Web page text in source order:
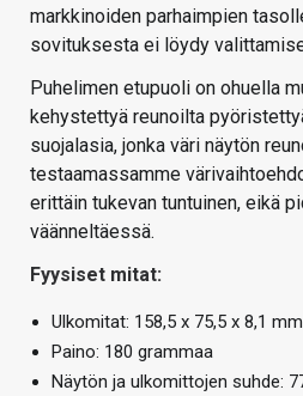
markkinoiden parhaimpien
sovituksesta ei löydy
Puhelimen etupuoli on ohuella
kehystettyä reunoilta
suojalasia, jonka väri näytön
testaamassamme
erittäin tukevan tuntuinen, eikä
väänneltäessä.
Fyysiset mitat:
Ulkomitat: 158,5 x 75,5 x 8,1 mm
Paino: 180 grammaa
Näytön ja ulkomittojen suhde: